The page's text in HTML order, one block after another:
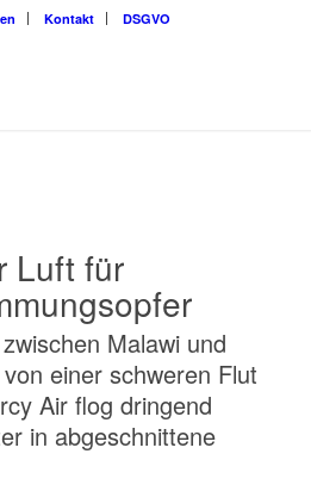
Kontakt DSGVO
Luft für
Malawi und
einer schweren Flut
Air flog dringend
in abgeschnittene